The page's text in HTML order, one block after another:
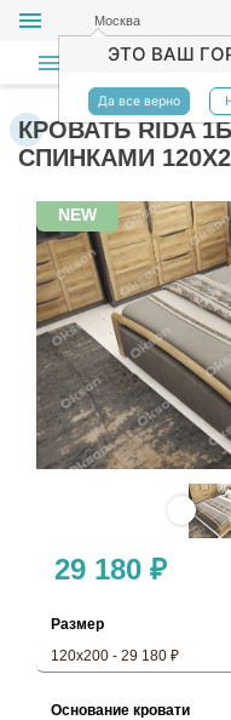
Москва
ЭТО ВАШ
Да все верно
КРОВАТЬ RIDA
СПИНКАМИ
NEW
Размер
120х200 - 29 180 ₽
29 180 ₽
Основание кровати